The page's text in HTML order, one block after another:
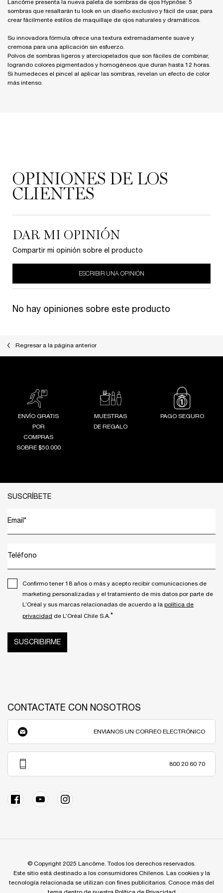
Lancôme presenta la nueva paleta de sombras de ojos Hypnôse: 5
sombras que resaltarán tu look en un diseño exclusivo y fácil de usar, para
crear fácilmente estilos de maquillaje de ojos naturales y dramáticos.
Su innovadora fórmula ofrece una textura extremadamente suave y
cremosa para una aplicación sin esfuerzo.
Polvos de sombras ligeros y aterciopelados que son fáciles de combinar,
logrando colores pigmentados y homogéneos que duran hasta 12 horas.
Si humedeces el pincel al aplicar las sombras, revelan un efecto de color
más intenso.
OPINIONES DE LOS
CLIENTES
DAR MI OPINIÓN
Compartir mi opinión sobre el producto
ESCRIBIR UNA OPINIÓN
No hay opiniones sobre este producto
Regresar a la página anterior
ENVÍO GRATIS
POR
COMPRAS
SOBRE $50.000
MUESTRAS
DE REGALO
PAGO SEGURO
SUSCRÍBETE
Email *
Teléfono
Confirmo tener 18 años o más y acepto recibir comunicaciones de
marketing personalizadas y el tratamiento de mis datos por parte de
L’Oréal y sus marcas relacionadas de acuerdo a la política de
privacidad de L’Oréal Chile S.A. *
SUSCRIBIRME
CONTACTATE CON NOSOTROS
ENVIANOS UN CORREO ELECTRÓNICO
800 20 60 70
© Copyright 2025 Lancôme. Todos los derechos reservados.
Este sitio está destinado a los consumidores Chilenos. Las cookies y la
tecnología relacionada se utilizan con fines publicitarios. Conoce más del